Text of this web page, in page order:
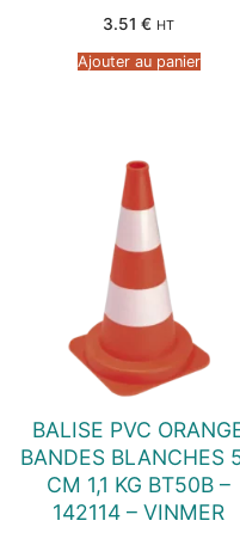
3.51 € HT
Ajouter au panier
BALISE PVC
BANDES BLANCHES
CM 1,1 KG BT50B –
142114 – VINMER